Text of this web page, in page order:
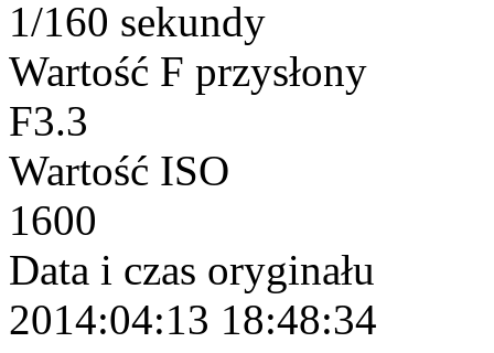
1/160 sekundy
Wartość F przysłony
F3.3
Wartość ISO
1600
Data i czas oryginału
2014:04:13 18:48:34